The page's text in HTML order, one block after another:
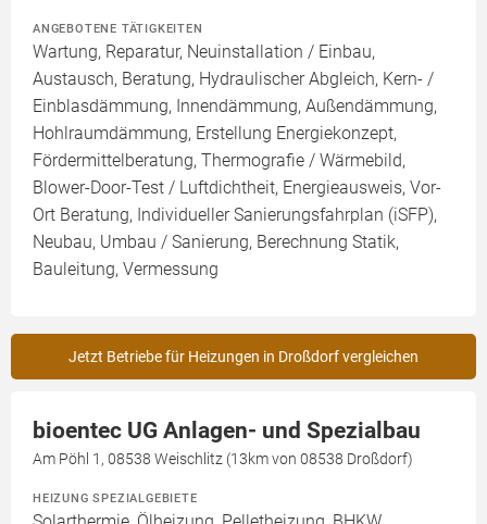
ANGEBOTENE TÄTIGKEITEN
Wartung, Reparatur, Neuinstallation / Einbau,
Austausch, Beratung, Hydraulischer Abgleich, Kern- /
Einblasdämmung, Innendämmung, Außendämmung,
Hohlraumdämmung, Erstellung Energiekonzept,
Fördermittelberatung, Thermografie / Wärmebild,
Blower-Door-Test / Luftdichtheit, Energieausweis, Vor-
Ort Beratung, Individueller Sanierungsfahrplan (iSFP),
Neubau, Umbau / Sanierung, Berechnung Statik,
Bauleitung, Vermessung
Jetzt Betriebe für Heizungen in Droßdorf vergleichen
bioentec UG Anlagen- und Spezialbau
Am Pöhl 1, 08538 Weischlitz (13km von 08538 Droßdorf)
HEIZUNG SPEZIALGEBIETE